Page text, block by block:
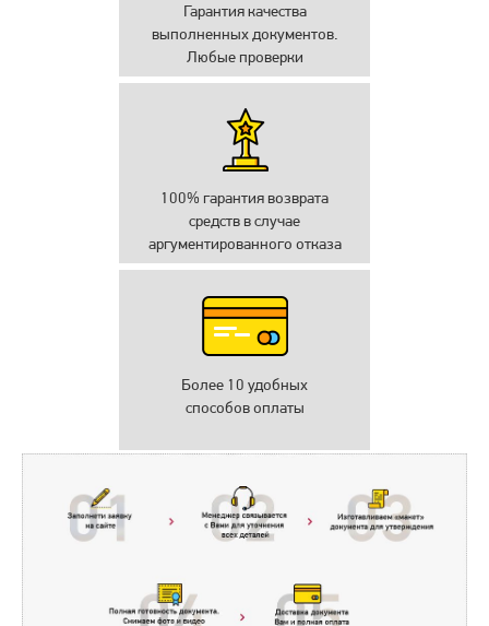
Гарантия качества
выполненных документов.
Любые проверки
100% гарантия возврата
средств в случае
аргументированного отказа
Более 10 удобных
способов оплаты